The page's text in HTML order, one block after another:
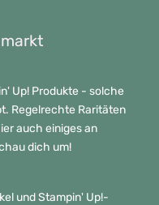
Up! Produkte - solche
Regelrechte Raritäten
auch einiges an
dich um!
und Stampin' Up!-